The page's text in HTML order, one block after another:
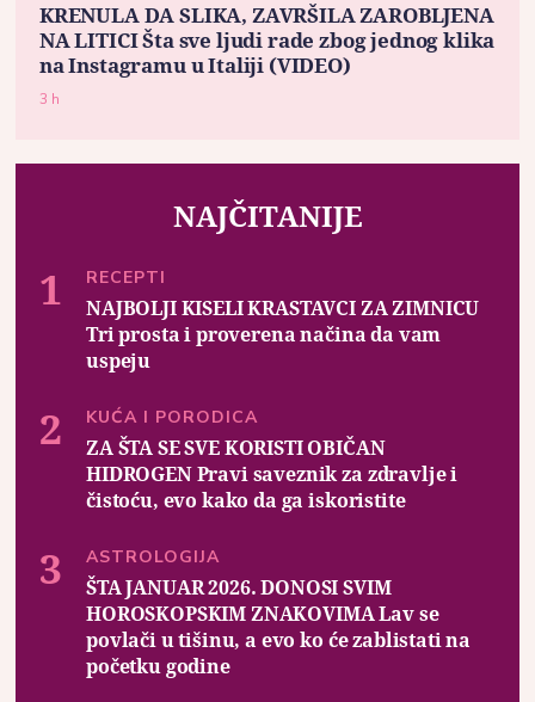
KRENULA DA SLIKA, ZAVRŠILA ZAROBLJENA
NA LITICI Šta sve ljudi rade zbog jednog klika
na Instagramu u Italiji (VIDEO)
3 h
NAJČITANIJE
RECEPTI
NAJBOLJI KISELI KRASTAVCI ZA ZIMNICU
Tri prosta i proverena načina da vam
uspeju
KUĆA I PORODICA
ZA ŠTA SE SVE KORISTI OBIČAN
HIDROGEN Pravi saveznik za zdravlje i
čistoću, evo kako da ga iskoristite
ASTROLOGIJA
ŠTA JANUAR 2026. DONOSI SVIM
HOROSKOPSKIM ZNAKOVIMA Lav se
povlači u tišinu, a evo ko će zablistati na
početku godine